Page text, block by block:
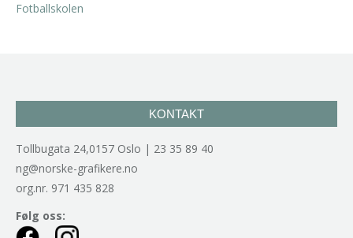
KONTAKT
Tollbugata 24,0157 Oslo | 23 35 89 40
ng@norske-grafikere.no
org.nr. 971 435 828
Følg oss: